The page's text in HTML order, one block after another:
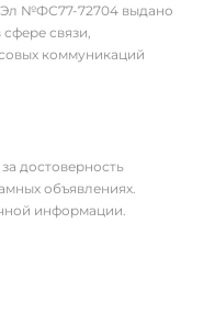
№ФС77-72704 выдано
связи,
коммуникаций
достоверность
объявлениях.
информации.